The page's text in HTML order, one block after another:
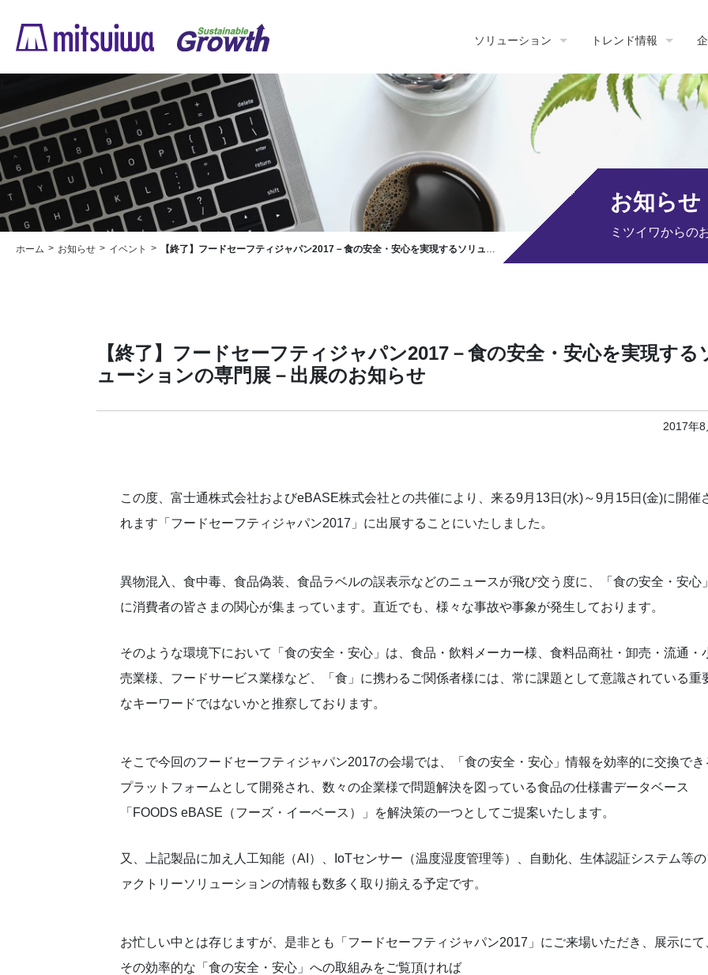
ソリューション トレンド情報
ホーム お知らせ イベント 【終了】フードセーフティジャパン2017－食の安全・安心を実現するソリューションの専門展－出展のお知らせ
お知らせ
ミツイワからの
【終了】フードセーフティジャパン2017－食の安全・安心を実現する
ューションの専門展－出展のお知らせ
2017年8
この度、富士通株式会社およびeBASE株式会社との共催により、来る9月13日(水)～9月15日(金)に開催
れます「フードセーフティジャパン2017」に出展することにいたしました。
異物混入、食中毒、食品偽装、食品ラベルの誤表示などのニュースが飛び交う度に、「食の安全・安心」
に消費者の皆さまの関心が集まっています。直近でも、様々な事故や事象が発生しております。
そのような環境下において「食の安全・安心」は、食品・飲料メーカー様、食料品商社・卸売・流通・
売業様、フードサービス業様など、「食」に携わるご関係者様には、常に課題として意識されている重
なキーワードではないかと推察しております。
そこで今回のフードセーフティジャパン2017の会場では、「食の安全・安心」情報を効率的に交換でき
プラットフォームとして開発され、数々の企業様で問題解決を図っている食品の仕様書データベース
「FOODS eBASE（フーズ・イーベース）」を解決策の一つとしてご提案いたします。
又、上記製品に加え人工知能（AI）、IoTセンサー（温度湿度管理等）、自動化、生体認証システム等の
ァクトリーソリューションの情報も数多く取り揃える予定です。
お忙しい中とは存じますが、是非とも「フードセーフティジャパン2017」にご来場いただき、展示にて
その効率的な「食の安全・安心」への取組みをご覧頂ければ